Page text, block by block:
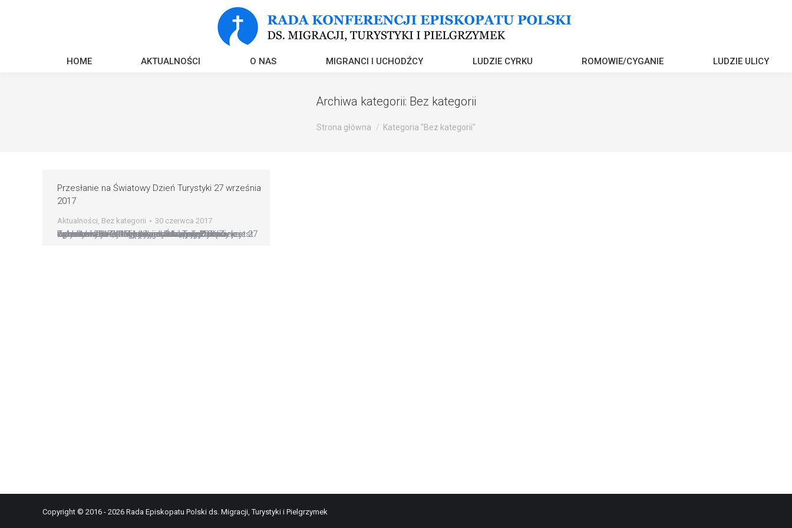
HOME AKTUALNOŚCI O NAS MIGRANCI I UCHODŹCY LUDZIE CYRKU ROMOWIE/CYGANIE LUDZIE ULICY
Archiwa kategorii: Bez kategorii
Strona główna Kategoria "Bez kategorii"
Przesłanie na Światowy Dzień Turystyki 27 września
2017
Aktualności, Bez kategorii 30 czerwca 2017
Dykasteria ds. Integralnego Rozwoju Człowieka opublikowała Przesłanie na Światowy Dzień Turystyki 2017, który jak co roku świętowany jest 27 września. Przesłanie nosi tytuł: „Turystyka zrównoważona: narzędzie rozwoju”. Związane jest ono z rokiem 2017, który został przez ONZ ogłoszony jako ?Międzynarodowy rok zrównoważonej turystyki dla rozwoju?.
Copyright © 2016 - 2026 Rada Episkopatu Polski ds. Migracji, Turystyki i Pielgrzymek